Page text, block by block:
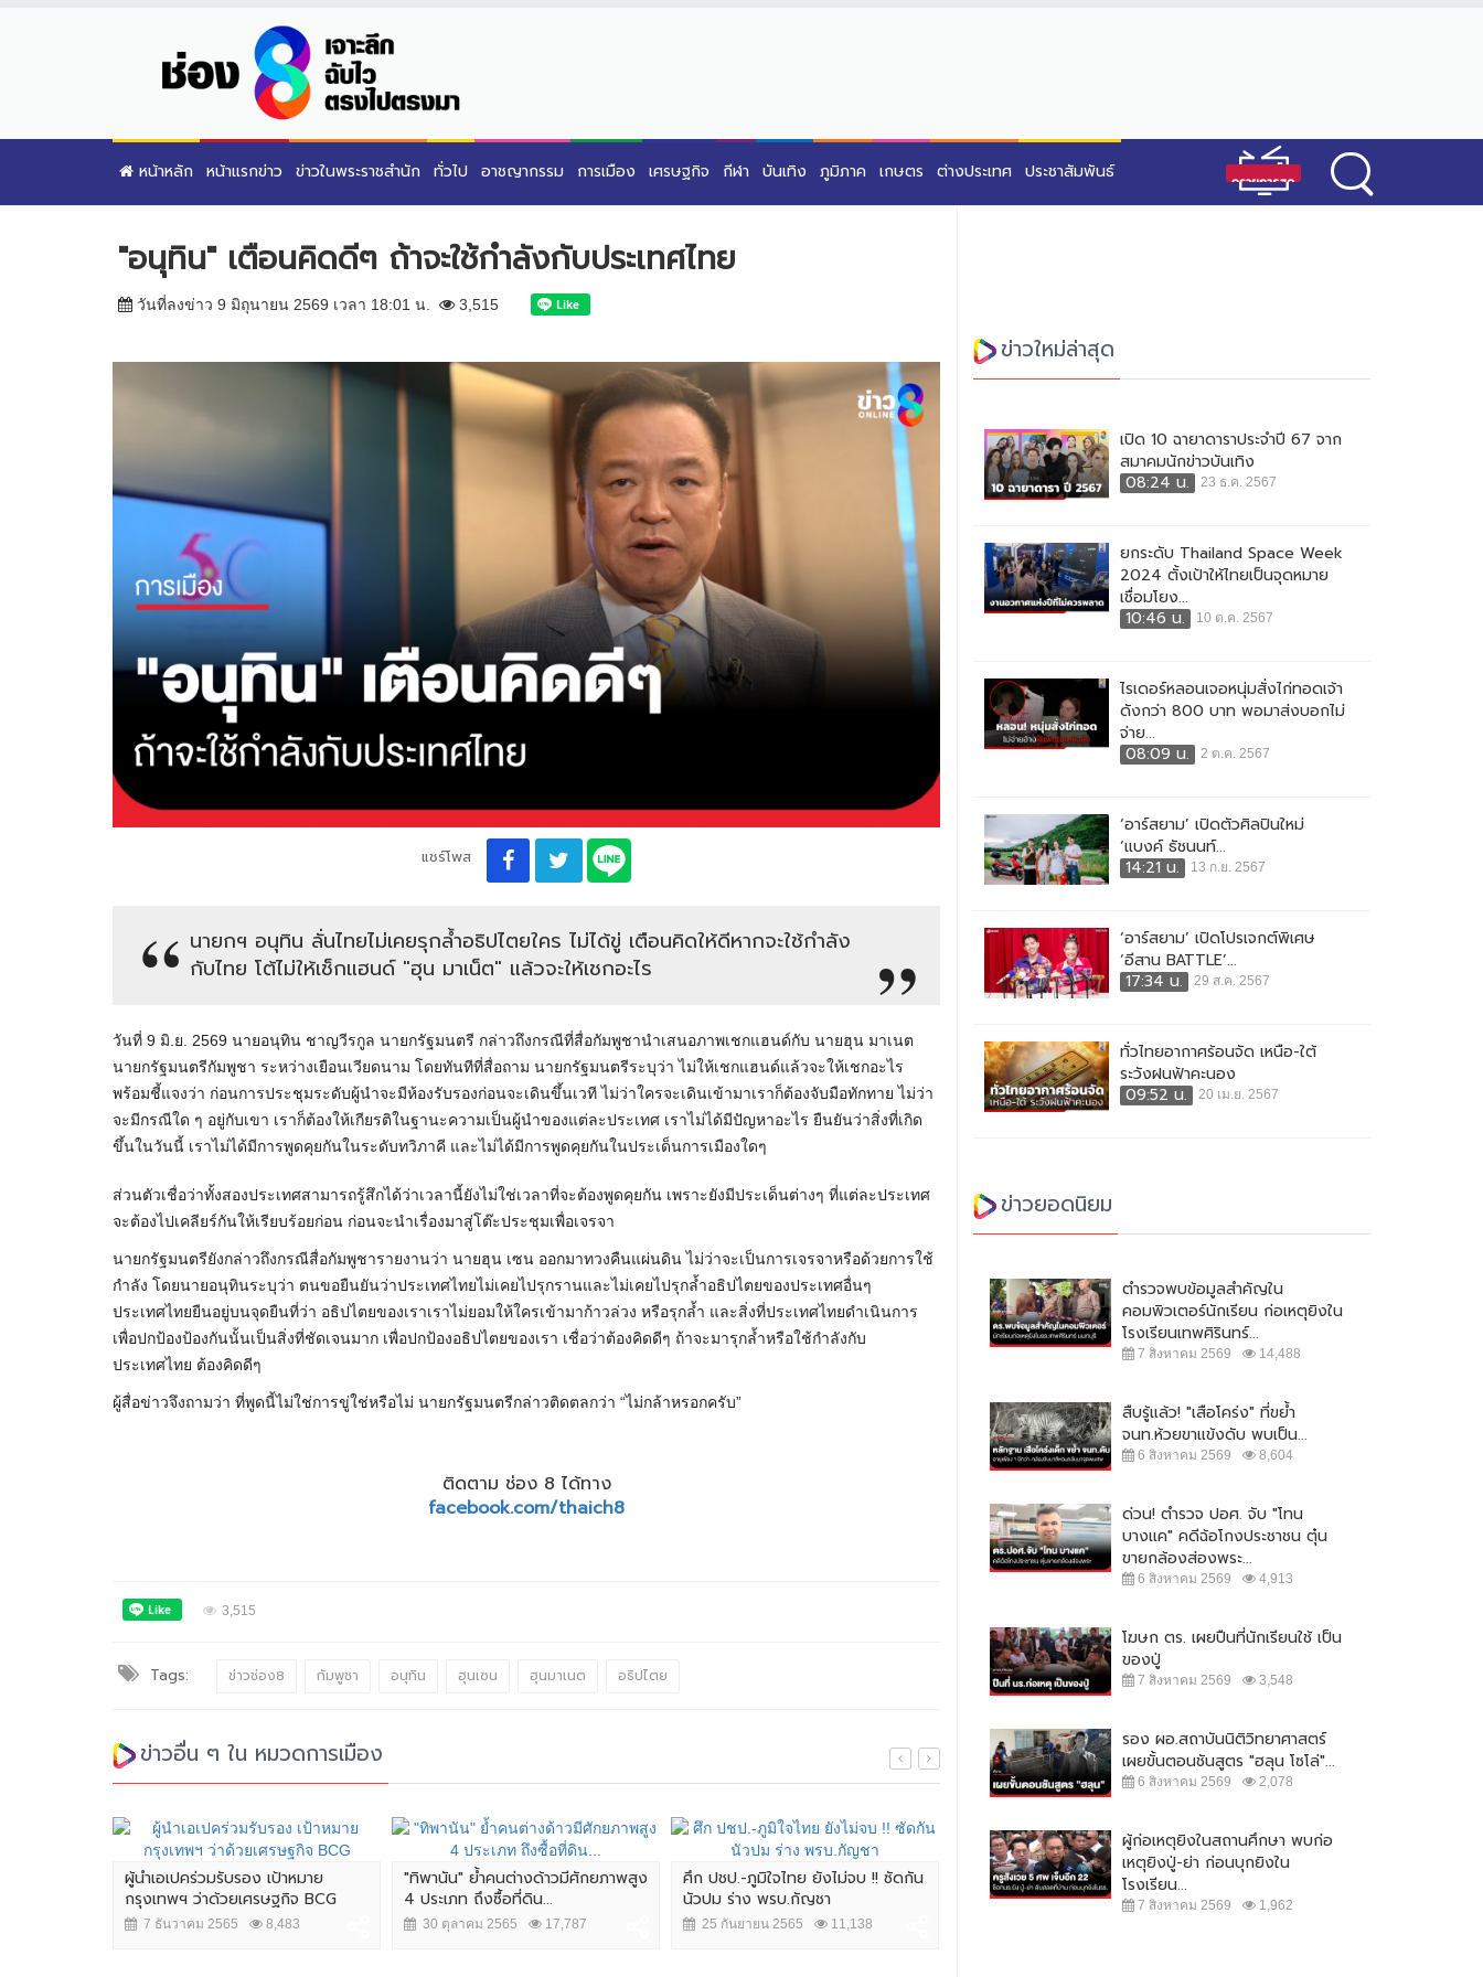
หน้าหลัก หน้าแรกข่าว ข่าวในพระราชสำนัก ทั่วไป อาชญากรรม การเมือง เศรษฐกิจ กีฬา บันเทิง ภูมิภาค เกษตร ต่างประเทศ ประชาสัมพันธ์
"อนุทิน" เตือนคิดดีๆ ถ้าจะใช้กำลังกับประเทศไทย
วันที่ลงข่าว 9 มิถุนายน 2569 เวลา 18:01 น. 3,515
แชร์โพส
นายกฯ อนุทิน ลั่นไทยไม่เคยรุกล้ำอธิปไตยใคร ไม่ได้ขู่ เตือนคิดให้ดีหากจะใช้กำลัง
กับไทย โต้ไม่ให้เช็กแฮนด์ "ฮุน มาเน็ต" แล้วจะให้เชกอะไร
วันที่ 9 มิ.ย. 2569 นายอนุทิน ชาญวีรกูล นายกรัฐมนตรี กล่าวถึงกรณีที่สื่อกัมพูชานำเสนอภาพเชกแฮนด์กับ นายฮุน มาเนต
นายกรัฐมนตรีกัมพูชา ระหว่างเยือนเวียดนาม โดยทันทีที่สื่อถาม นายกรัฐมนตรีระบุว่า ไม่ให้เชกแฮนด์แล้วจะให้เชกอะไร
พร้อมชี้แจงว่า ก่อนการประชุมระดับผู้นำจะมีห้องรับรองก่อนจะเดินขึ้นเวที ไม่ว่าใครจะเดินเข้ามาเราก็ต้องจับมือทักทาย ไม่ว่า
จะมีกรณีใด ๆ อยู่กับเขา เราก็ต้องให้เกียรติในฐานะความเป็นผู้นำของแต่ละประเทศ เราไม่ได้มีปัญหาอะไร ยืนยันว่าสิ่งที่เกิด
ขึ้นในวันนี้ เราไม่ได้มีการพูดคุยกันในระดับทวิภาคี และไม่ได้มีการพูดคุยกันในประเด็นการเมืองใดๆ
ส่วนตัวเชื่อว่าทั้งสองประเทศสามารถรู้สึกได้ว่าเวลานี้ยังไม่ใช่เวลาที่จะต้องพูดคุยกัน เพราะยังมีประเด็นต่างๆ ที่แต่ละประเทศ
จะต้องไปเคลียร์กันให้เรียบร้อยก่อน ก่อนจะนำเรื่องมาสู่โต๊ะประชุมเพื่อเจรจา
นายกรัฐมนตรียังกล่าวถึงกรณีสื่อกัมพูชารายงานว่า นายฮุน เซน ออกมาทวงคืนแผ่นดิน ไม่ว่าจะเป็นการเจรจาหรือด้วยการใช้
กำลัง โดยนายอนุทินระบุว่า ตนขอยืนยันว่าประเทศไทยไม่เคยไปรุกรานและไม่เคยไปรุกล้ำอธิปไตยของประเทศอื่นๆ
ประเทศไทยยืนอยู่บนจุดยืนที่ว่า อธิปไตยของเราเราไม่ยอมให้ใครเข้ามาก้าวล่วง หรือรุกล้ำ และสิ่งที่ประเทศไทยดำเนินการ
เพื่อปกป้องป้องกันนั้นเป็นสิ่งที่ชัดเจนมาก เพื่อปกป้องอธิปไตยของเรา เชื่อว่าต้องคิดดีๆ ถ้าจะมารุกล้ำหรือใช้กำลังกับ
ประเทศไทย ต้องคิดดีๆ
ผู้สื่อข่าวจึงถามว่า ที่พูดนี้ไม่ใช่การขู่ใช่หรือไม่ นายกรัฐมนตรีกล่าวติดตลกว่า “ไม่กล้าหรอกครับ”
ติดตาม ช่อง 8 ได้ทาง
facebook.com/thaich8
3,515
Tags: ข่าวช่อง8 กัมพูชา อนุทิน ฮุนเซน ฮุนมาเนต อธิปไตย
ข่าวอื่น ๆ ใน หมวดการเมือง
ผู้นำเอเปคร่วมรับรอง เป้าหมาย
กรุงเทพฯ ว่าด้วยเศรษฐกิจ BCG
7 ธันวาคม 2565 8,483
"ทิพานัน" ย้ำคนต่างด้าวมีศักยภาพสูง
4 ประเภท ถึงซื้อที่ดิน...
30 ตุลาคม 2565 17,787
ศึก ปชป.-ภูมิใจไทย ยังไม่จบ !! ซัดกัน
นัวปม ร่าง พรบ.กัญชา
25 กันยายน 2565 11,138
"จตุพร" ปลุกมวลชน ออกมาชุมนุม
ใหญ่ 23 ส.ค. เคานต์ดาวน์ ไล่...
ข้ามแดนไทย-ลาวคึกคัก! "จุรินทร์" ชง
ต่อเปิดเพิ่มอีก 5 ด่าน...
ข่าวใหม่ล่าสุด
เปิด 10 ฉายาดาราประจำปี 67 จาก
สมาคมนักข่าวบันเทิง
08:24 น.
23 ธ.ค. 2567
ยกระดับ Thailand Space Week
2024 ตั้งเป้าให้ไทยเป็นจุดหมาย
เชื่อมโยง...
10:46 น.
10 ต.ค. 2567
ไรเดอร์หลอนเจอหนุ่มสั่งไก่ทอดเจ้า
ดังกว่า 800 บาท พอมาส่งบอกไม่
จ่าย...
08:09 น.
2 ต.ค. 2567
‘อาร์สยาม’ เปิดตัวศิลปินใหม่
‘แบงค์ ธัชนนท์...
14:21 น.
13 ก.ย. 2567
‘อาร์สยาม’ เปิดโปรเจกต์พิเศษ
‘อีสาน BATTLE’...
17:34 น.
29 ส.ค. 2567
ทั่วไทยอากาศร้อนจัด เหนือ-ใต้
ระวังฝนฟ้าคะนอง
09:52 น.
20 เม.ย. 2567
ข่าวยอดนิยม
ตำรวจพบข้อมูลสำคัญใน
คอมพิวเตอร์นักเรียน ก่อเหตุยิงใน
โรงเรียนเทพศิรินทร์...
7 สิงหาคม 2569 14,488
สืบรู้แล้ว! "เสือโคร่ง" ที่ขย้ำ
จนท.ห้วยขาแข้งดับ พบเป็น...
6 สิงหาคม 2569 8,604
ด่วน! ตำรวจ ปอศ. จับ "โทน
บางแค" คดีฉ้อโกงประชาชน ตุ๋น
ขายกล้องส่องพระ...
6 สิงหาคม 2569 4,913
โฆษก ตร. เผยปืนที่นักเรียนใช้ เป็น
ของปู่
7 สิงหาคม 2569 3,548
รอง ผอ.สถาบันนิติวิทยาศาสตร์
เผยขั้นตอนชันสูตร "ฮลุน โซโล่"...
6 สิงหาคม 2569 2,078
ผู้ก่อเหตุยิงในสถานศึกษา พบก่อ
เหตุยิงปู่-ย่า ก่อนบุกยิงใน
โรงเรียน...
7 สิงหาคม 2569 1,962